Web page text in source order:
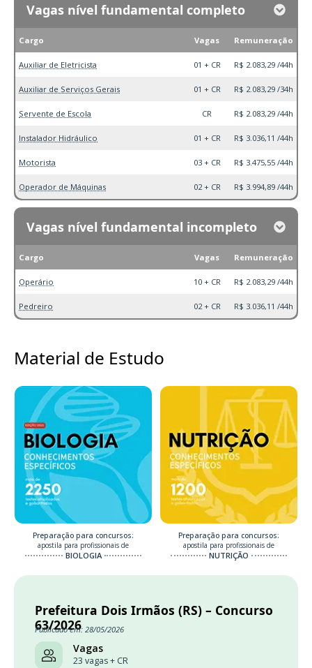
Vagas nível fundamental completo
Cargo Vagas Remuneração
Auxiliar de Eletricista 01 + CR R$ 2.083,29 /44h
Auxiliar de Serviços Gerais 01 + CR R$ 2.083,29 /34h
Servente de Escola CR R$ 2.083,29 /44h
Instalador Hidráulico 01 + CR R$ 3.036,11 /44h
Motorista 03 + CR R$ 3.475,55 /44h
Operador de Máquinas 02 + CR R$ 3.994,89 /44h
Vagas nível fundamental incompleto
Cargo Vagas Remuneração
Operário 10 + CR R$ 2.083,29 /44h
Pedreiro 02 + CR R$ 3.036,11 /44h
Material de Estudo
Preparação para concursos:
apostila para profissionais de
BIOLOGIA
Preparação para concursos:
apostila para profissionais de
NUTRIÇÃO
Prefeitura Dois Irmãos (RS) – Concurso
63/2026
Publicado em: 28/05/2026
Vagas
23 vagas + CR